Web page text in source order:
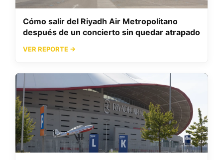
Cómo salir del Riyadh Air Metropolitano
después de un concierto sin quedar atrapado
VER REPORTE →